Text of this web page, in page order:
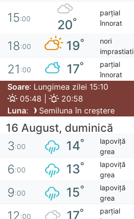
15:00 20°
parțial
înnorat
18:00 19°
nori
imprastiati
21 :00 17°
parțial
înnorat
Soare: Lungimea zilei 15:10
05:48 |
20:58
Luna: Semiluna în creștere
16 August, duminică
3:00 14°
lapoviță
grea
6:00 13°
lapoviță
grea
9:00 15°
lapoviță
grea
12:00 17°
parțial